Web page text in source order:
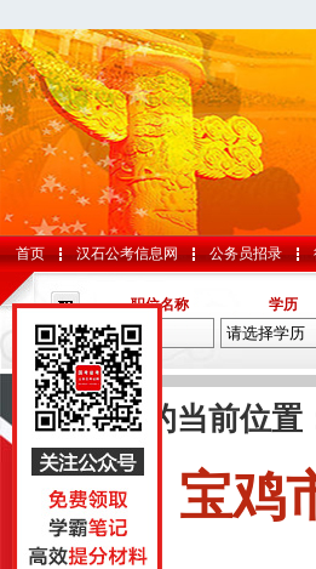
首页 汉石公考信息网 公务员招录
职位名称 学历
导航
江苏
您的当前位置
宝鸡